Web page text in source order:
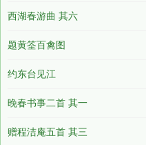
西湖春游曲 其六
题黄筌百禽图
约东台见江
晚春书事二首 其一
赠程洁庵五首 其三